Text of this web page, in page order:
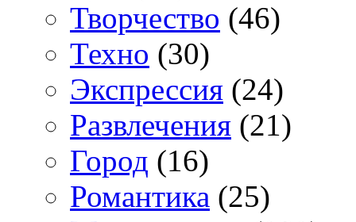
Творчество (46)
Техно (30)
Экспрессия (24)
Развлечения (21)
Город (16)
Романтика (25)